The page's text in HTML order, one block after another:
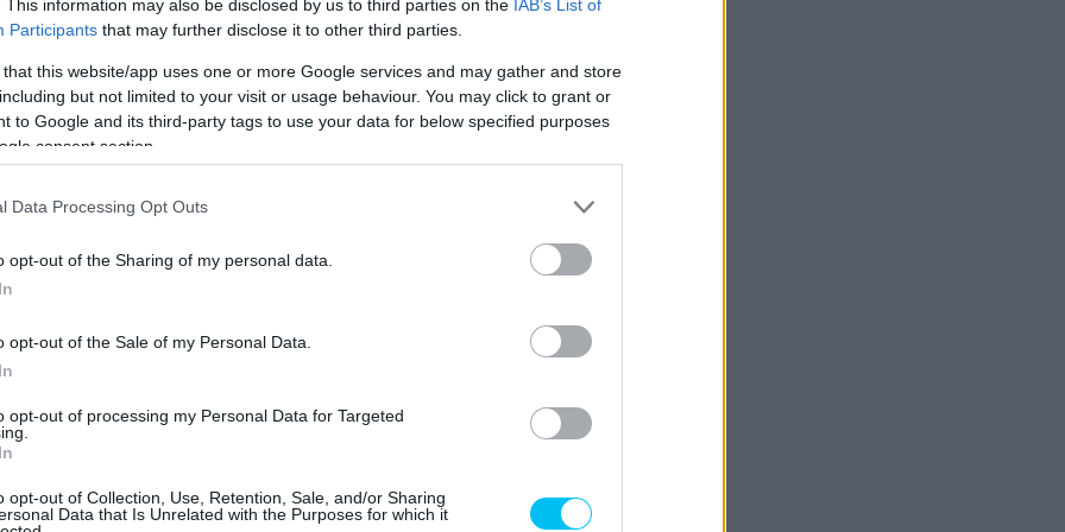
This information may also be disclosed by us to third parties on the IAB’s List of
Participants that may further disclose it to other third parties.
that this website/app uses one or more Google services and may gather and store
but not limited to your visit or usage behaviour. You may click to grant or
to Google and its third-party tags to use your data for below specified purposes
consent section.
Data Processing Opt Outs
opt-out of the Sharing of my personal data.
opt-out of the Sale of my Personal Data.
opt-out of processing my Personal Data for Targeted
opt-out of Collection, Use, Retention, Sale, and/or Sharing
Data that Is Unrelated with the Purposes for which it
Mindig mondom, hogy nem látom őt más csapatnál,
Aleix a mi kapitányunk, nagyban neki
magától értetődő, hogy velünk folytassa.
Viñalesszel. „
ezt az ő rendelkezésére bocsátjuk. Az első dolog,
Ez egyébként már majdnem sikerült neki. Jerezben
nem jutott a Q2-be, például nagyon rosszul
Ferrari Massimo Rivola Maverick Vinales